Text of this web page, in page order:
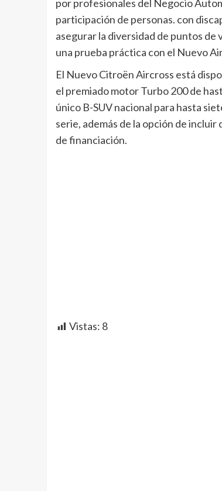
por profesionales del Negocio
participación de personas. con
asegurar la diversidad de puntos
una prueba práctica con el Nuevo
El Nuevo Citroën Aircross está
el premiado motor Turbo 200 de
único B-SUV nacional para hasta
serie, además de la opción de
de financiación.
Vistas: 8